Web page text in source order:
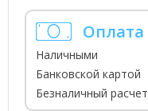
Оплата
Наличными
Банковской картой
Безналичный расчет